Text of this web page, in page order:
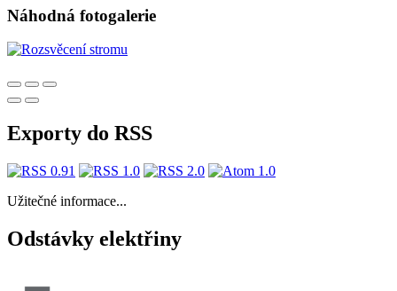
Náhodná fotogalerie
Exporty do RSS
Užitečné informace...
Odstávky elektřiny